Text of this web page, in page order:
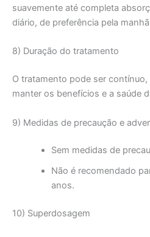
suavemente até completa
diário, de preferência pela
8) Duração do tratamento
O tratamento pode ser
manter os benefícios e a saúde
9) Medidas de precaução e
Sem medidas de
Não é recomendado
anos.
10) Superdosagem